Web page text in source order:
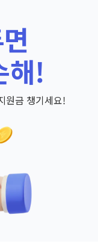
해!
원금 챙기세요!